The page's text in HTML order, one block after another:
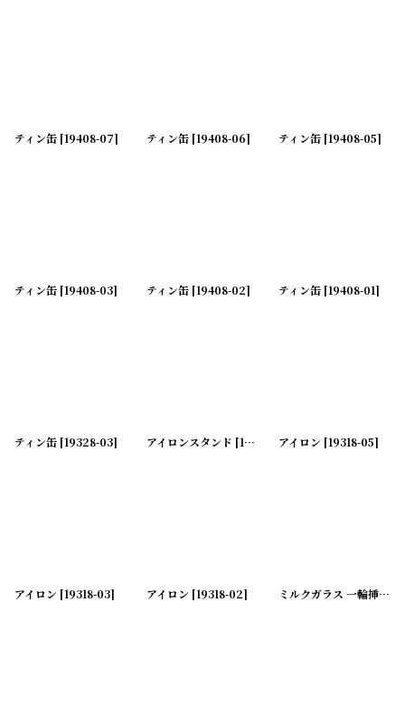
ティン缶 [19408-07] ティン缶 [19408-06] ティン缶 [19408-05]
ティン缶 [19408-03] ティン缶 [19408-02] ティン缶 [19408-01]
ティン缶 [19328-03] アイロンスタンド [19318-08 ]
アイロン [19318-05]
アイロン [19318-03] アイロン [19318-02] ミルクガラス 一輪挿し フラワーベース